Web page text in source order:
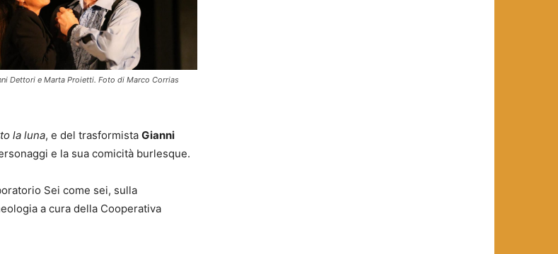
Dettori e Marta Proietti. Foto di Marco Corrias
la luna, e del trasformista Gianni
e la sua comicità burlesque.
Sei come sei, sulla
a cura della Cooperativa